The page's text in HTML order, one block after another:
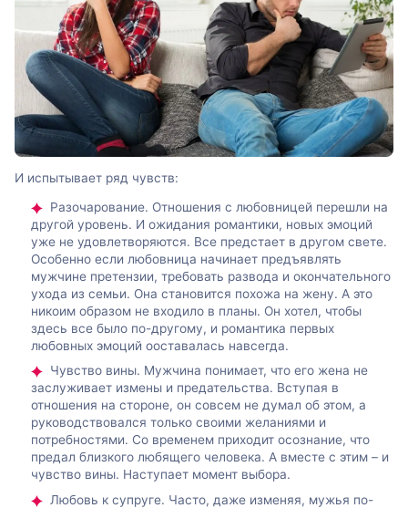
И испытывает ряд чувств:
Разочарование. Отношения с любовницей перешли на
другой уровень. И ожидания романтики, новых эмоций
уже не удовлетворяются. Все предстает в другом свете.
Особенно если любовница начинает предъявлять
мужчине претензии, требовать развода и окончательного
ухода из семьи. Она становится похожа на жену. А это
никоим образом не входило в планы. Он хотел, чтобы
здесь все было по-другому, и романтика первых
любовных эмоций ооставалась навсегда.
Чувство вины. Мужчина понимает, что его жена не
заслуживает измены и предательства. Вступая в
отношения на стороне, он совсем не думал об этом, а
руководствовался только своими желаниями и
потребностями. Со временем приходит осознание, что
предал близкого любящего человека. А вместе с этим – и
чувство вины. Наступает момент выбора.
Любовь к супруге. Часто, даже изменяя, мужья по-